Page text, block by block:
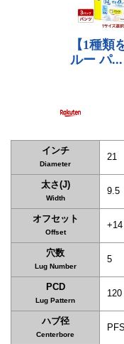
インチ
Diameter
21
太さ(J)
Width
9.5
オフセット
Offset
+14
穴数
Lug Number
5
PCD
Lug Pattern
120
ハブ径
Centerbore
PFS